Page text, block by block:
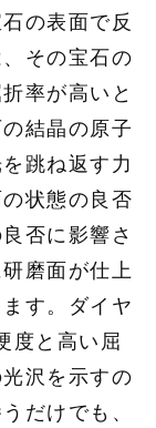
の表面で反
その宝石の
率が高いと
結晶の原子
跳ね返す力
状態の良否
否に影響さ
磨面が仕上
す。ダイヤ
度と高い屈
沢を示すの
だけでも、